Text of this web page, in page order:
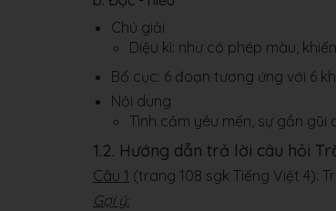
Chú giải
Diệu kì: như có phép màu,
Bố cục: 6 đoạn tương ứng với 6
Nội dung
Tình cảm yêu mến, sự gần
1.2. Hướng dẫn trả lời câu hỏi
Câu 1 (trang 108 sgk Tiếng Việt 4):
Gợi ý: